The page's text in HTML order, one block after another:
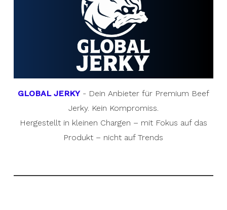
GLOBAL JERKY- Dein Anbieter für Premium Beef
Jerky. Kein Kompromiss.
Hergestellt in kleinen Chargen – mit Fokus auf das
Produkt – nicht auf Trends